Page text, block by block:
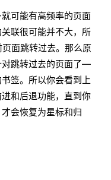
可能有高频率的页面
联很可能并不大，所
面跳转过去。那么原
对跳转过去的页面了—
签。所以你会看到上
和后退功能，直到你
会恢复为星标和归